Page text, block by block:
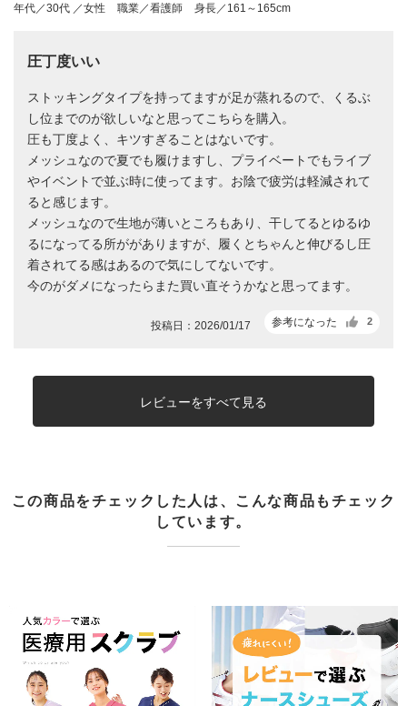
年代／30代 ／女性 職業／看護師 身長／161～165cm
圧丁度いい
ストッキングタイプを持ってますが足が蒸れるので、くるぶ
し位までのが欲しいなと思ってこちらを購入。
圧も丁度よく、キツすぎることはないです。
メッシュなので夏でも履けますし、プライベートでもライブ
やイベントで並ぶ時に使ってます。お陰で疲労は軽減されて
ると感じます。
メッシュなので生地が薄いところもあり、干してるとゆるゆ
るになってる所ががありますが、履くとちゃんと伸びるし圧
着されてる感はあるので気にしてないです。
今のがダメになったらまた買い直そうかなと思ってます。
参考になった 2
投稿日：2026/01/17
レビューをすべて見る
この商品をチェックした人は、こんな商品もチェック
しています。